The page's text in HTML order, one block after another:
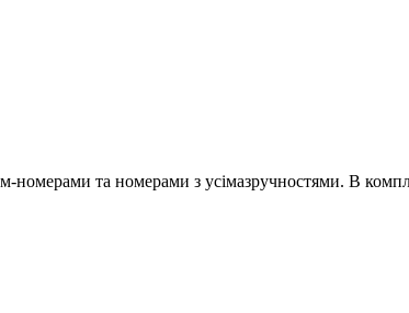
та номерами з усімазручностями. В